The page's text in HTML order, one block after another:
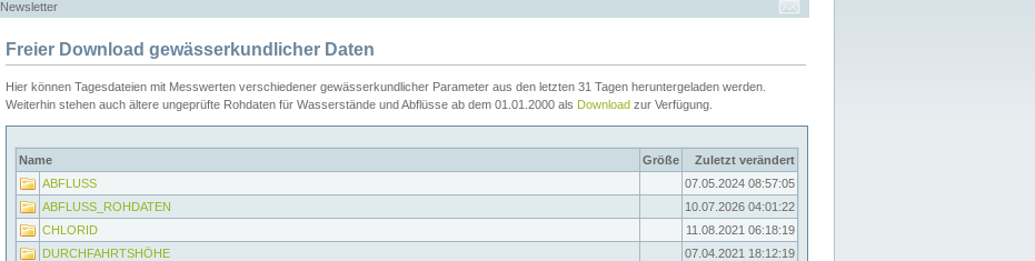
Newsletter
Freier Download gewässerkundlicher Daten
Hier können Tagesdateien mit Messwerten verschiedener gewässerkundlicher Parameter aus den letzten 31 Tagen heruntergeladen werden.
Weiterhin stehen auch ältere ungeprüfte Rohdaten für Wasserstände und Abflüsse ab dem 01.01.2000 als Download zur Verfügung.
Name Größe
Zuletzt verändert
ABFLUSS
07.05.2024 08:57:05
ABFLUSS_ROHDATEN
10.07.2026 04:01:22
CHLORID
11.08.2021 06:18:19
DURCHFAHRTSHÖHE
07.04.2021 18:12:19